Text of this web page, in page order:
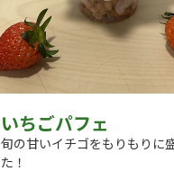
いちごパフェ
旬の甘いイチゴをもりもりに
た！